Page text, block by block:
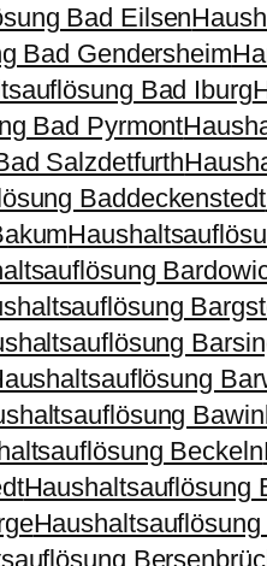
Bad Eilsen
Bad Gendersheim
Bad Iburg
Bad Pyrmont
Salzdetfurth
Baddeckenstedt
Beckeln
Haushaltsauflösung
Haushaltsauflösung